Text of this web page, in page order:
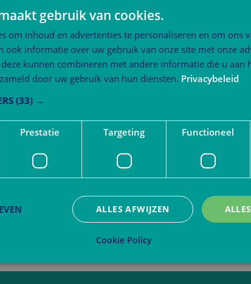
gebruik van cookies.
om inhoud en advertenties te personaliseren en om ons
ook informatie over uw gebruik van onze site met onze
kunnen combineren met andere informatie die u aan
door uw gebruik van hun diensten. Privacybeleid
(33) →
Prestatie Targeting Functioneel
ALLES AFWIJZEN
Cookie Policy